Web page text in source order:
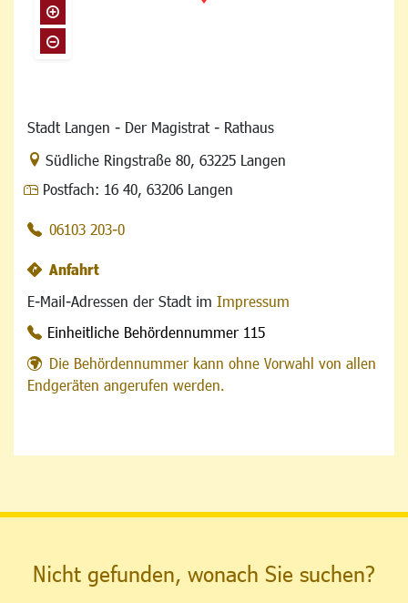
Stadt Langen - Der Magistrat - Rathaus
Link zur Google-Maps Navigation
Südliche Ringstraße 80, 63225 Langen
Postfach: 16 40, 63206 Langen
06103 203-0
Anfahrt
E-Mail-Adressen der Stadt im Impressum
Einheitliche Behördennummer 115
Die Behördennummer kann ohne Vorwahl von allen
Endgeräten angerufen werden.
Nicht gefunden, wonach Sie suchen?